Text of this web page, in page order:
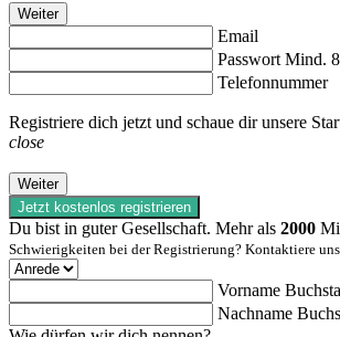
Weiter
Email
Passwort Mind.
Telefonnummer
Registriere dich jetzt und schaue dir unsere
close
Weiter
Jetzt kostenlos registrieren
Du bist in guter Gesellschaft. Mehr als 2000
Schwierigkeiten bei der Registrierung? Kontaktiere
Vorname
Nachname